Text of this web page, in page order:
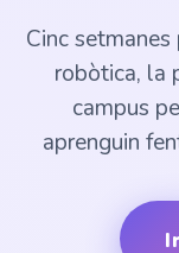
Cinc
robòtica, la
campus
aprenguin